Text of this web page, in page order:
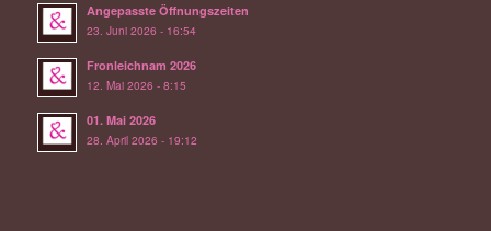
Angepasste Öffnungszeiten
23. Juni 2026 - 16:54
Fronleichnam 2026
12. Mai 2026 - 8:15
01. Mai 2026
28. April 2026 - 19:12